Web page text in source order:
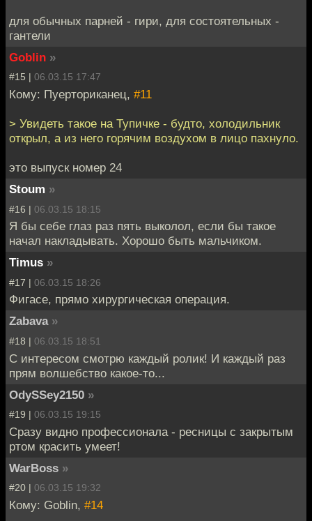
для обычных парней - гири, для состоятельных -
гантели
Goblin »
#15 | 06.03.15 17:47
Кому: Пуерториканец, #11
> Увидеть такое на Тупичке - будто, холодильник
открыл, а из него горячим воздухом в лицо пахнуло.
это выпуск номер 24
Stoum »
#16 | 06.03.15 18:15
Я бы себе глаз раз пять выколол, если бы такое
начал накладывать. Хорошо быть мальчиком.
Timus »
#17 | 06.03.15 18:26
Фигасе, прямо хирургическая операция.
Zabava »
#18 | 06.03.15 18:51
С интересом смотрю каждый ролик! И каждый раз
прям волшебство какое-то...
OdySSey2150 »
#19 | 06.03.15 19:15
Сразу видно профессионала - ресницы с закрытым
ртом красить умеет!
WarBoss »
#20 | 06.03.15 19:32
Кому: Goblin, #14